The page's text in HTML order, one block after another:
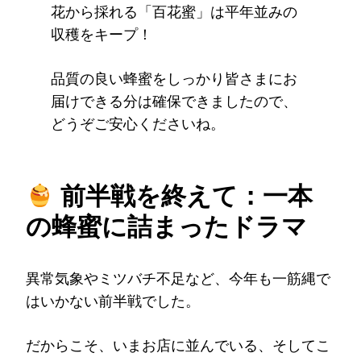
花から採れる「百花蜜」は平年並みの
収穫をキープ！
品質の良い蜂蜜をしっかり皆さまにお
届けできる分は確保できましたので、
どうぞご安心くださいね。
前半戦を終えて：一本
の蜂蜜に詰まったドラマ
異常気象やミツバチ不足など、今年も一筋縄で
はいかない前半戦でした。
だからこそ、いまお店に並んでいる、そしてこ